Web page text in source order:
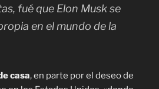
fué que Elon Musk se
en el mundo de la
casa, en parte por el deseo de